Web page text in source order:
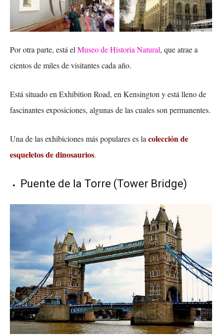
Por otra parte, está el Museo de Historia Natural, que atrae a
cientos de miles de visitantes cada año.
Está situado en Exhibition Road, en Kensington y está lleno de
fascinantes exposiciones, algunas de las cuales son permanentes.
Una de las exhibiciones más populares es la colección de
esqueletos de dinosaurios.
Puente de la Torre (Tower Bridge)